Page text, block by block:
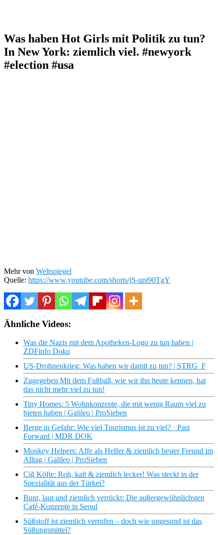
Was haben Hot Girls mit Politik zu tun?
In New York: ziemlich viel. #newyork
#election #usa
Mehr von Weltspiegel
Quelle: https://www.youtube.com/shorts/jS-upi90TgY
Ähnliche Videos:
Was die Nazis mit dem Apotheken-Logo zu tun haben |
ZDFinfo Doku
US-Drohnenkrieg: Was haben wir damit zu tun? | STRG_F
Zugegeben Mit dem Fußball, wie wir ihn heute kennen, hat
das nicht mehr viel zu tun!
Tiny Homes: 5 Wohnkonzepte, die mit wenig Raum viel zu
bieten haben | Galileo | ProSieben
Berge in Gefahr: Wie viel Tourismus ist zu viel? · Past
Forward | MDR DOK
Monkey Helpers: Affe als Helfer & ziemlich bester Freund im
Alltag | Galileo | ProSieben
Çiğ Köfte: Roh, kalt & ziemlich lecker! Was steckt in der
Spezialität aus der Türkei?
Bunt, laut und ziemlich verrückt: Die außergewöhnlichsten
Café-Konzepte in Seoul
Süßstoff ist ziemlich verrufen – doch wie ungesund ist das
Süßungsmittel?